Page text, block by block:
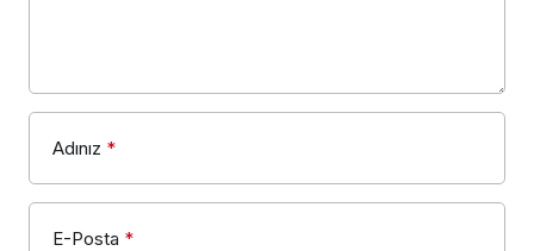
Adınız *
E-Posta *